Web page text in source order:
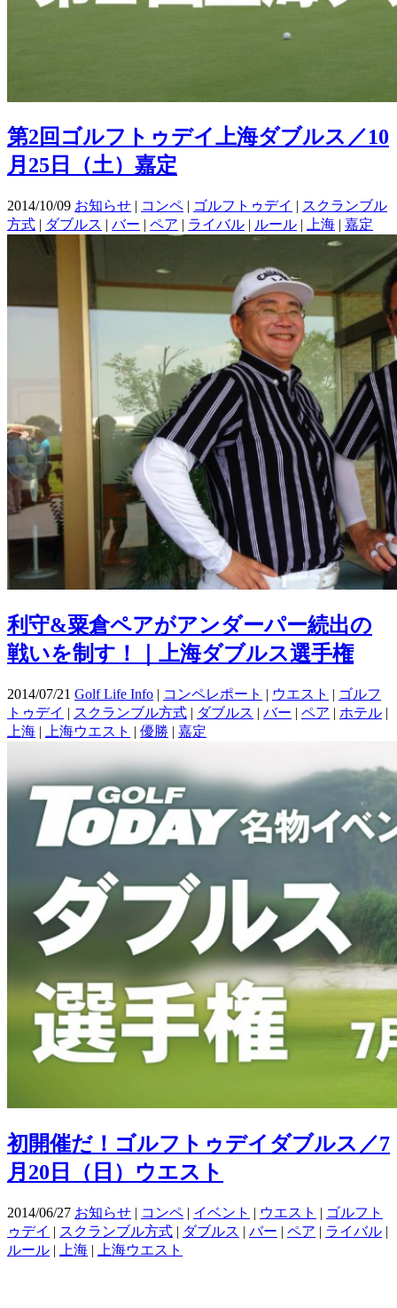
第2回ゴルフトゥデイ上海ダブルス／10
月25日（土）嘉定
2014/10/09 お知らせ | コンペ | ゴルフトゥデイ | スクランブル
方式 | ダブルス | バー | ペア | ライバル | ルール | 上海 | 嘉定
利守&粟倉ペアがアンダーパー続出の
戦いを制す！｜上海ダブルス選手権
2014/07/21 Golf Life Info | コンペレポート | ウエスト | ゴルフ
トゥデイ | スクランブル方式 | ダブルス | バー | ペア | ホテル |
上海 | 上海ウエスト | 優勝 | 嘉定
初開催だ！ゴルフトゥデイダブルス／7
月20日（日）ウエスト
2014/06/27 お知らせ | コンペ | イベント | ウエスト | ゴルフト
ゥデイ | スクランブル方式 | ダブルス | バー | ペア | ライバル |
ルール | 上海 | 上海ウエスト